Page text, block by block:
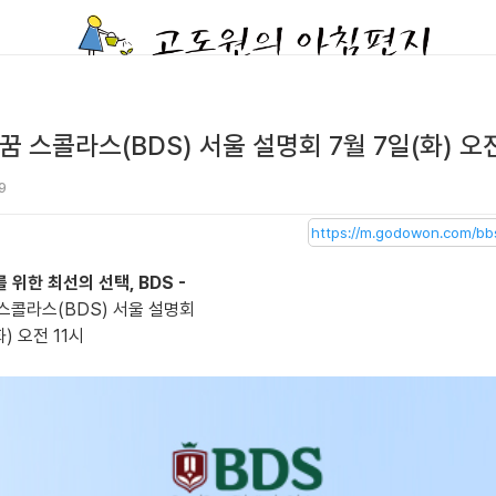
스콜라스(BDS) 서울 설명회 7월 7일(화) 오
위한 최선의 선택, BDS -
콜라스(BDS) 서울 설명회
오전 11시